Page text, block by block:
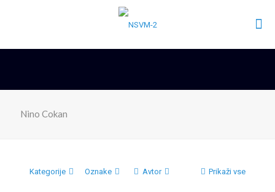
Nino Cokan
Kategorije Oznake Avtor Prikaži vse